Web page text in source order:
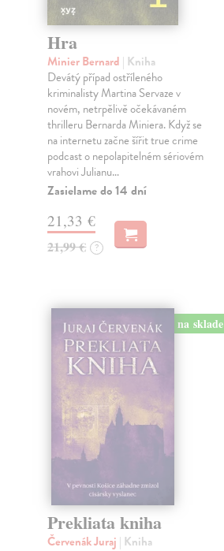
Hra
Minier Bernard | Kniha
Devátý případ ostříleného
kriminalisty Martina Servaze v
novém, netrpělivě očekávaném
thrilleru Bernarda Miniera. Když se
na internetu začne šířit true crime
podcast o nepolapitelném sériovém
vrahovi Julianu…
Zasielame do 14 dní
21,33 €
21,99 € ?
na sklade
Prekliata kniha
Červenák Juraj | Kniha